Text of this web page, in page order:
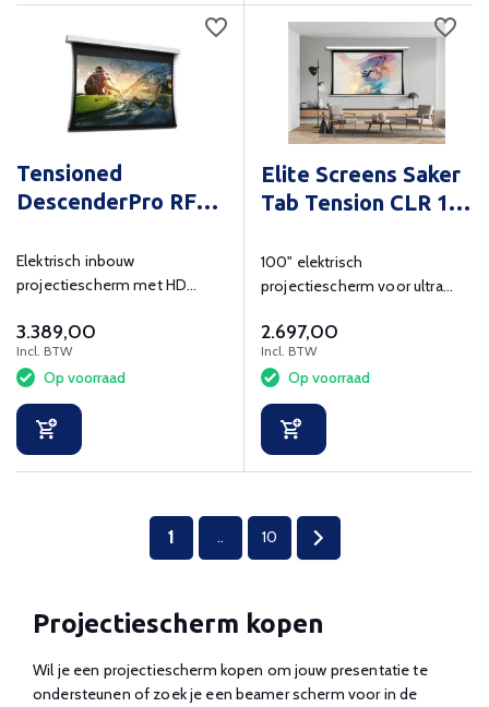
Tensioned
DescenderPro RF
Progressive 1.3
Elektrisch inbouw
projectiescherm met HD
en 16:9
3.389,00
Incl. BTW
Op voorraad
Elite Screens Saker
Tab Tension CLR 100
100" elektrisch
projectiescherm voor ultra
zichtmaat 221x124 cm
2.697,00
Incl. BTW
Op voorraad
1 .. 10
Projectiescherm kopen
Wil je een projectiescherm kopen om jouw presentatie te
ondersteunen of zoek je een beamer scherm voor in de